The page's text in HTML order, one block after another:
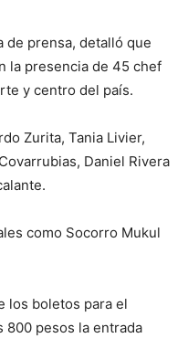
de prensa, detalló que
la presencia de 45 chef
y centro del país.
Zurita, Tania Livier,
Daniel Rivera
como Socorro Mukul
los boletos para el
800 pesos la entrada